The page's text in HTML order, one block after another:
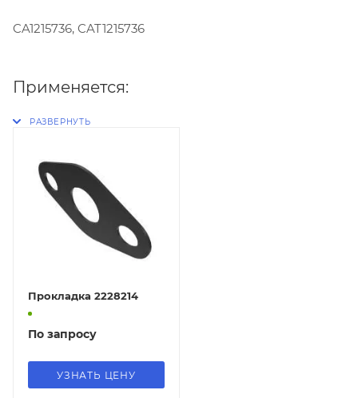
CA1215736, CAT1215736
Применяется:
Прокладка 2228214
По запросу
УЗНАТЬ ЦЕНУ